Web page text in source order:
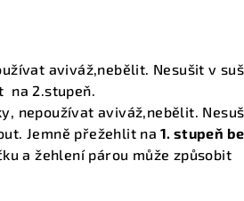
aviváž,nebělit. Nesušit v
na 2.stupeň.
nepoužívat aviváž,nebělit.
Jemně přežehlit na 1. stupeň
a žehlení párou může způsobit